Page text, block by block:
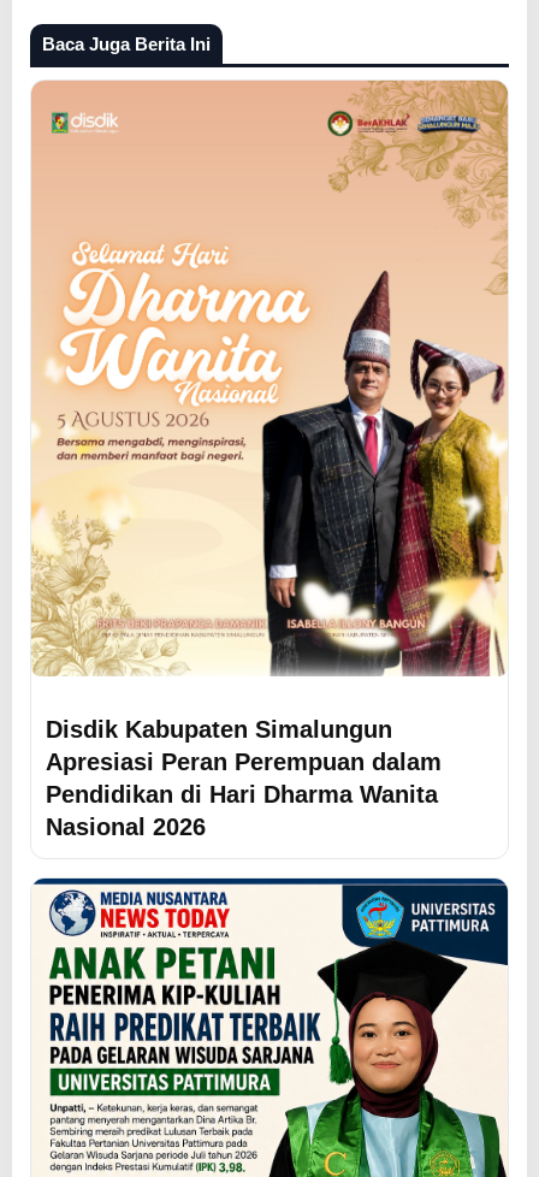
Baca Juga Berita Ini
Disdik Kabupaten Simalungun
Apresiasi Peran Perempuan dalam
Pendidikan di Hari Dharma Wanita
Nasional 2026